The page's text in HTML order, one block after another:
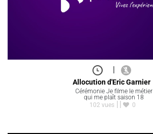
Allocution d'Eric Garnier
Cérémonie Je filme le métier
qui me plaît saison 18
102 vues
0